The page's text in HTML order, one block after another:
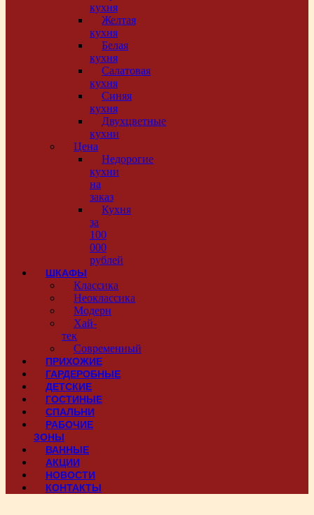
кухня
Желтая
кухня
Белая
кухня
Салатовая
кухня
Синяя
кухня
Двухцветные
кухни
Цена
Недорогие
кухни
на
заказ
Кухня
за
100
000
рублей
ШКАФЫ
Классика
Неоклассика
Модерн
Хай-
тек
Современный
ПРИХОЖИЕ
ГАРДЕРОБНЫЕ
ДЕТСКИЕ
ГОСТИНЫЕ
СПАЛЬНИ
РАБОЧИЕ
ЗОНЫ
ВАННЫЕ
АКЦИИ
НОВОСТИ
КОНТАКТЫ